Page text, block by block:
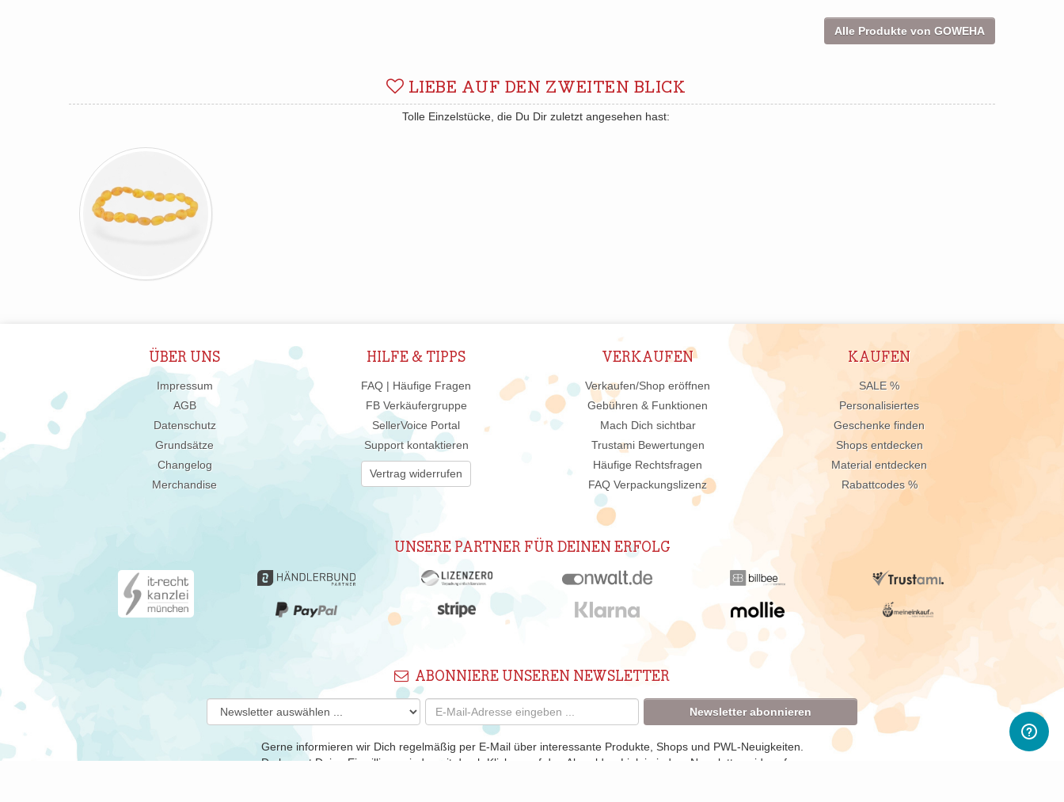
Alle Produkte von GOWEHA
LIEBE AUF DEN ZWEITEN BLICK
Tolle Einzelstücke, die Du Dir zuletzt angesehen hast:
ÜBER UNS
Impressum
AGB
Datenschutz
Grundsätze
Changelog
Merchandise
HILFE & TIPPS
FAQ | Häufige Fragen
FB Verkäufergruppe
SellerVoice Portal
Support kontaktieren
Vertrag widerrufen
VERKAUFEN
Verkaufen/Shop eröffnen
Gebühren & Funktionen
Mach Dich sichtbar
Trustami Bewertungen
Häufige Rechtsfragen
FAQ Verpackungslizenz
KAUFEN
SALE %
Personalisiertes
Geschenke finden
Shops entdecken
Material entdecken
Rabattcodes %
UNSERE PARTNER FÜR DEINEN ERFOLG
ABONNIERE UNSEREN NEWSLETTER
Newsletter abonnieren
Gerne informieren wir Dich regelmäßig per E-Mail über interessante Produkte, Shops und PWL-Neuigkeiten.
Du kannst Deine Einwilligung jederzeit durch Klicken auf den Abmelden-Link in jedem Newsletter widerrufen.